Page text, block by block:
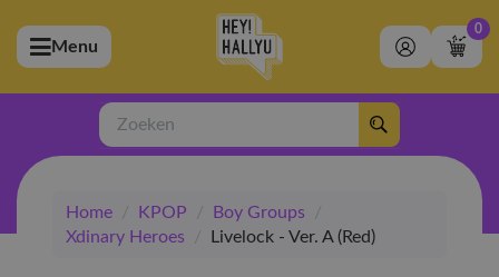
(Artiesten)
(Merchandise)
(Exclusive)
(Winkel)
Menu
0
Zoeken
Home / KPOP / Boy Groups
/
Xdinary Heroes
/ Livelock - Ver. A (Red)